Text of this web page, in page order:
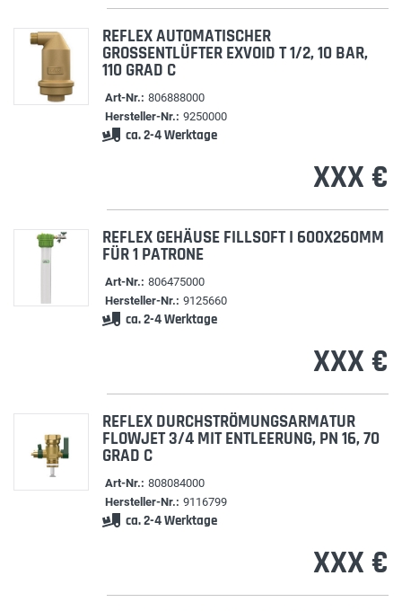
REFLEX AUTOMATISCHER
GROSSENTLÜFTER EXVOID T 1/2, 10 BAR, 1
10 GRAD C
Art-Nr.: 806888000
Hersteller-Nr.: 9250000
ca. 2-4 Werktage
XXX €
REFLEX GEHÄUSE FILLSOFT I 600X260MM
FÜR 1 PATRONE
Art-Nr.: 806475000
Hersteller-Nr.: 9125660
ca. 2-4 Werktage
XXX €
REFLEX DURCHSTRÖMUNGSARMATUR
FLOWJET 3/4 MIT ENTLEERUNG, PN 16, 70
GRAD C
Art-Nr.: 808084000
Hersteller-Nr.: 9116799
ca. 2-4 Werktage
XXX €